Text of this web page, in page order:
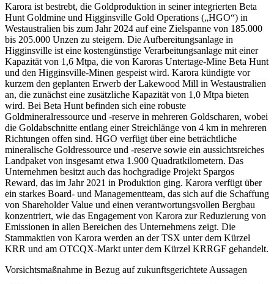
Karora ist bestrebt, die Goldproduktion in seiner integrierten Beta
Hunt Goldmine und Higginsville Gold Operations („HGO“) in
Westaustralien bis zum Jahr 2024 auf eine Zielspanne von 185.000
bis 205.000 Unzen zu steigern. Die Aufbereitungsanlage in
Higginsville ist eine kostengünstige Verarbeitungsanlage mit einer
Kapazität von 1,6 Mtpa, die von Karoras Untertage-Mine Beta Hunt
und den Higginsville-Minen gespeist wird. Karora kündigte vor
kurzem den geplanten Erwerb der Lakewood Mill in Westaustralien
an, die zunächst eine zusätzliche Kapazität von 1,0 Mtpa bieten
wird. Bei Beta Hunt befinden sich eine robuste
Goldmineralressource und -reserve in mehreren Goldscharen, wobei
die Goldabschnitte entlang einer Streichlänge von 4 km in mehreren
Richtungen offen sind. HGO verfügt über eine beträchtliche
mineralische Goldressource und -reserve sowie ein aussichtsreiches
Landpaket von insgesamt etwa 1.900 Quadratkilometern. Das
Unternehmen besitzt auch das hochgradige Projekt Spargos
Reward, das im Jahr 2021 in Produktion ging. Karora verfügt über
ein starkes Board- und Managementteam, das sich auf die Schaffung
von Shareholder Value und einen verantwortungsvollen Bergbau
konzentriert, wie das Engagement von Karora zur Reduzierung von
Emissionen in allen Bereichen des Unternehmens zeigt. Die
Stammaktien von Karora werden an der TSX unter dem Kürzel
KRR und am OTCQX-Markt unter dem Kürzel KRRGF gehandelt.
Vorsichtsmaßnahme in Bezug auf zukunftsgerichtete Aussagen